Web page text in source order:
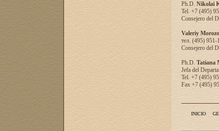
Ph.D. Nikolai
Tel. +7 (495)
Consejero del
Valeriy
тел. (495) 951-
Consejero del
Ph.D. Tatiana
Jefa del
Tel. +7 (495)
Fax +7 (495)
INICIO